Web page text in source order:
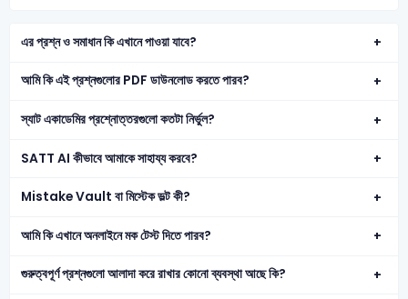
এর প্রশ্ন ও সমাধান কি এখানে পাওয়া যাবে?
আমি কি এই প্রশ্নগুলোর PDF ডাউনলোড করতে পারব?
স্যাট একাডেমির প্রশ্নোত্তরগুলো কতটা নির্ভুল?
SATT AI কীভাবে আমাকে সাহায্য করবে?
Mistake Vault বা মিস্টেক ভল্ট কী?
আমি কি এখানে অনলাইনে মক টেস্ট দিতে পারব?
গুরুত্বপূর্ণ প্রশ্নগুলো আলাদা করে রাখার কোনো ব্যবস্থা আছে কি?